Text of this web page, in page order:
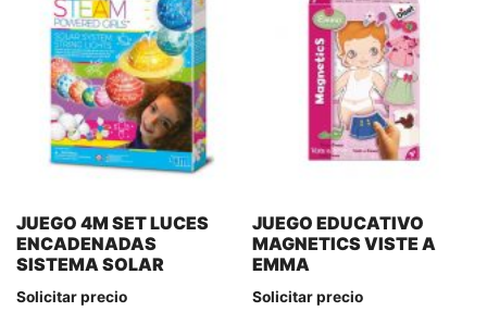
JUEGO 4M SET LUCES
ENCADENADAS
SISTEMA SOLAR
Solicitar precio
JUEGO EDUCATIVO
MAGNETICS VISTE A
EMMA
Solicitar precio